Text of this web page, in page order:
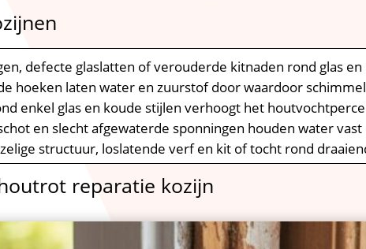
defecte glaslatten of verouderde kitnaden rond glas
hoeken laten water en zuurstof door waardoor
enkel glas en koude stijlen verhoogt het
en slecht afgewaterde sponningen houden water
structuur, loslatende verf en kit of tocht rond
reparatie kozijn